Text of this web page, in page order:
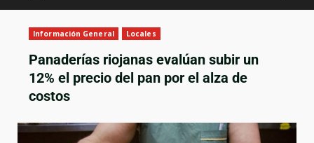
Información General Locales
Panaderías riojanas evalúan subir un
12% el precio del pan por el alza de
costos